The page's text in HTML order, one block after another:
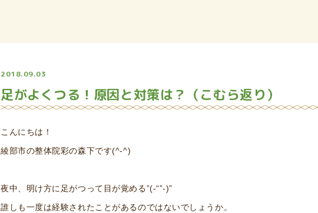
2018.09.03
足がよくつる！原因と対策は？（こむら返り）
こんにちは！
綾部市の整体院彩の森下です(^-^)
夜中、明け方に足がつって目が覚める”(-“”-)”
誰しも一度は経験されたことがあるのではないでしょうか。